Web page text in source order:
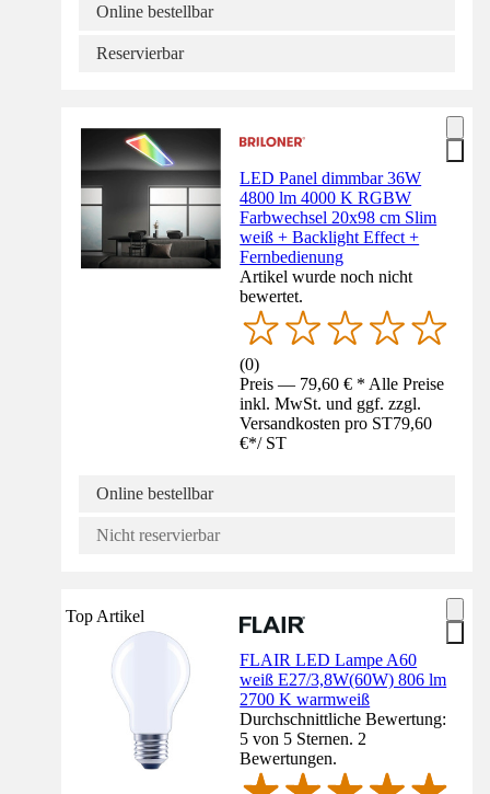
Online bestellbar
Reservierbar
LED Panel dimmbar 36W
4800 lm 4000 K RGBW
Farbwechsel 20x98 cm Slim
weiß + Backlight Effect +
Fernbedienung
Artikel wurde noch nicht
bewertet.
(0)
Preis — 79,60 € * Alle Preise
inkl. MwSt. und ggf. zzgl.
Versandkosten pro ST79,60
€*/ ST
Online bestellbar
Nicht reservierbar
Top Artikel
FLAIR LED Lampe A60
weiß E27/3,8W(60W) 806 lm
2700 K warmweiß
Durchschnittliche Bewertung:
5 von 5 Sternen. 2
Bewertungen.